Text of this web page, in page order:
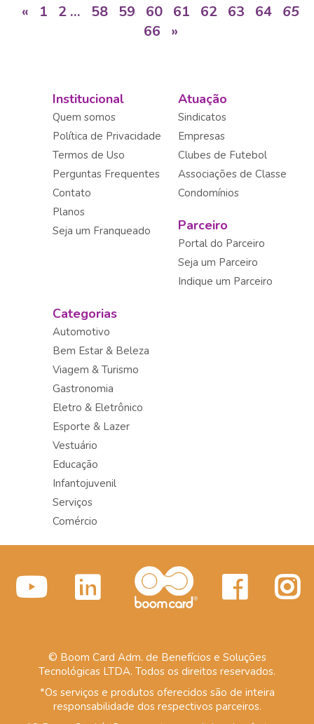
« 1 2 … 58 59 60 61 62 63 64 65
66
»
Institucional
Quem somos
Política de Privacidade
Termos de Uso
Perguntas Frequentes
Contato
Planos
Seja um Franqueado
Atuação
Sindicatos
Empresas
Clubes de Futebol
Associações de Classe
Condomínios
Parceiro
Portal do Parceiro
Seja um Parceiro
Indique um Parceiro
Categorias
Automotivo
Bem Estar & Beleza
Viagem & Turismo
Gastronomia
Eletro & Eletrônico
Esporte & Lazer
Vestuário
Educação
Infantojuvenil
Serviços
Comércio
© Boom Card Adm. de Benefícios e Soluções
Tecnológicas LTDA. Todos os direitos reservados.
*Os serviços e produtos oferecidos são de inteira
responsabilidade dos respectivos parceiros.